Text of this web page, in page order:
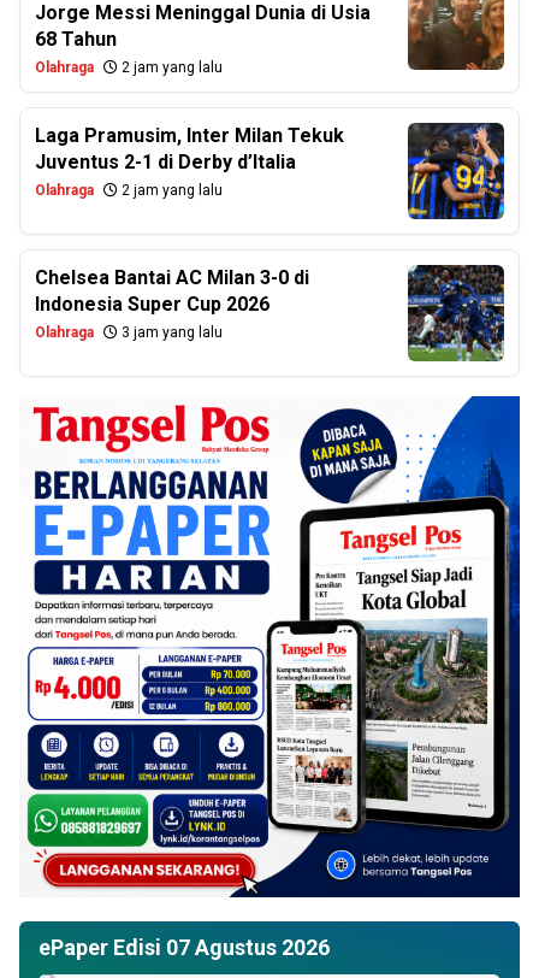
Jorge Messi Meninggal Dunia di Usia
68 Tahun
Olahraga 2 jam yang lalu
Laga Pramusim, Inter Milan Tekuk
Juventus 2-1 di Derby d’Italia
Olahraga 2 jam yang lalu
Chelsea Bantai AC Milan 3-0 di
Indonesia Super Cup 2026
Olahraga 3 jam yang lalu
ePaper Edisi 07 Agustus 2026